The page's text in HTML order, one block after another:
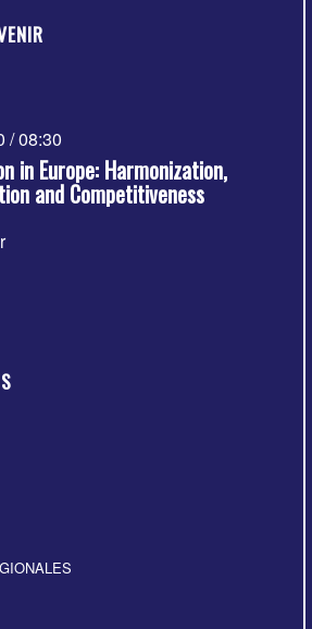
/08:30
in Europe: Harmonization,
and Competitiveness